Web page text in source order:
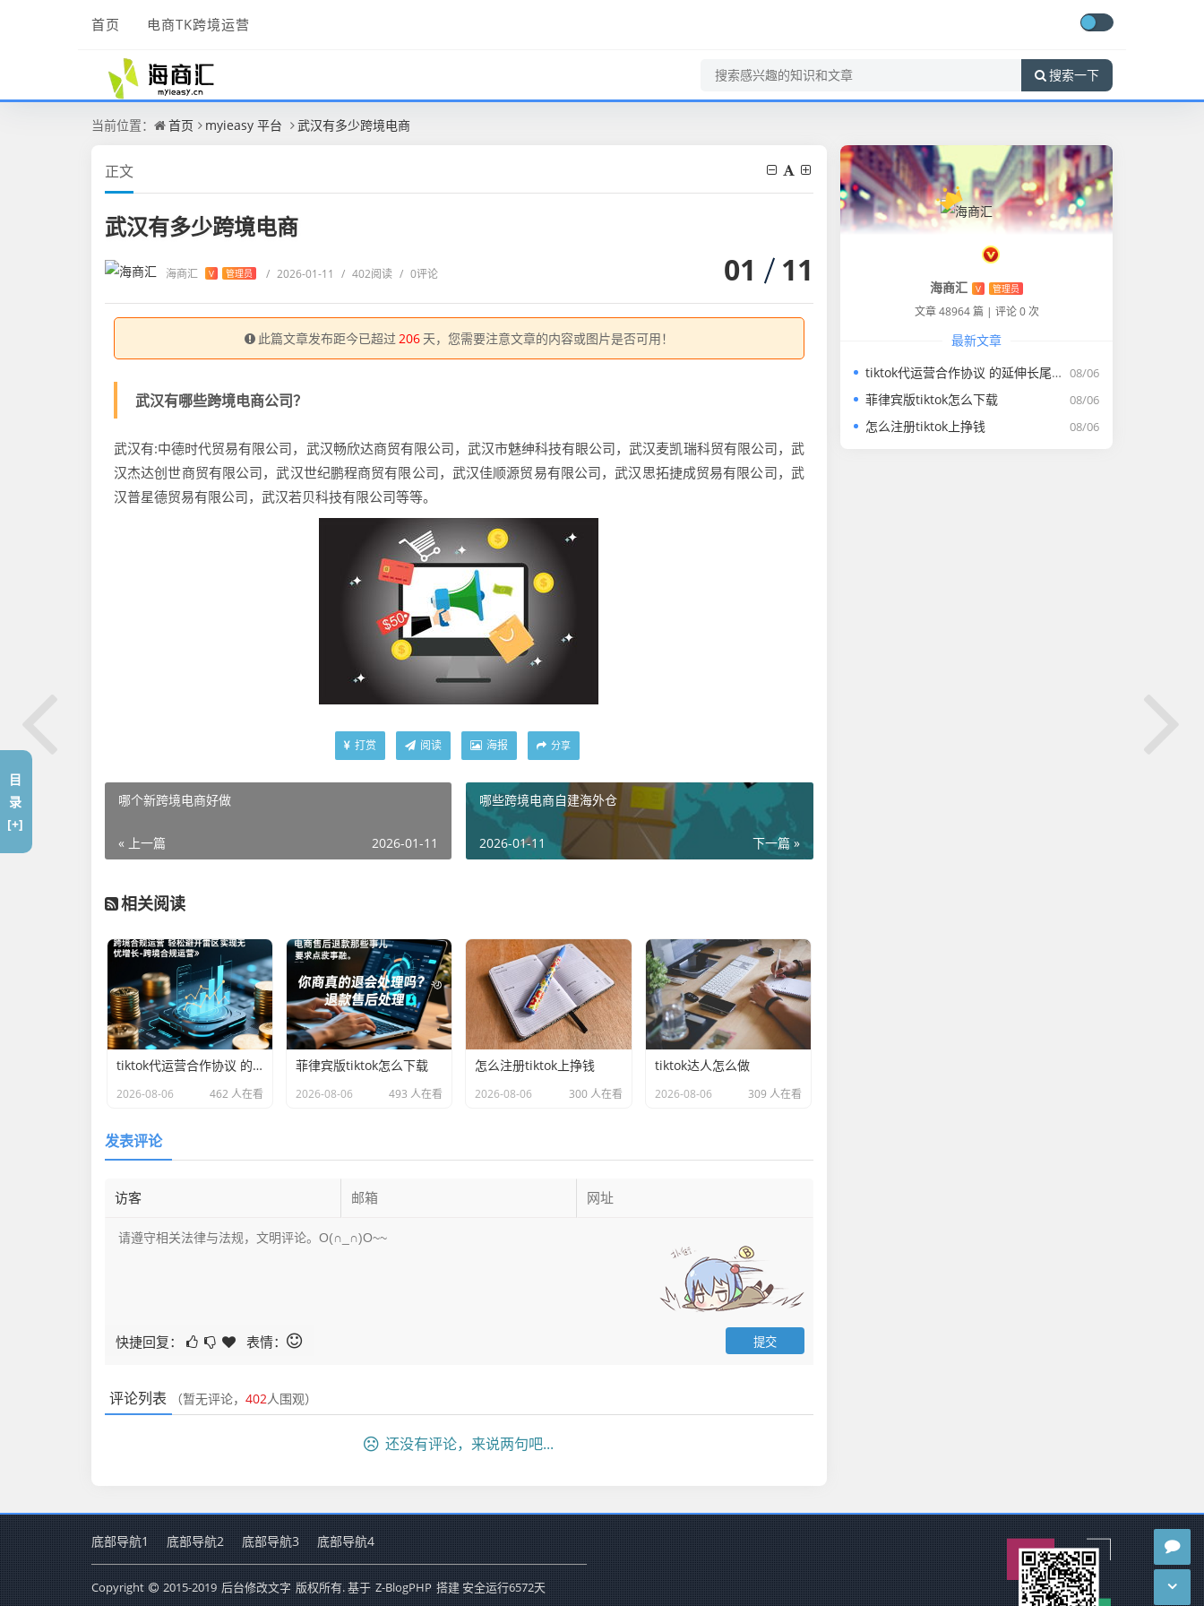
首页 电商TK跨境运营
搜索一下
当前位置： 首页 myieasy 平台 武汉有多少跨境电商
正文
武汉有多少跨境电商
海商汇 V 管理员 / 2026-01-11 / 402阅读 / 0评论 01 11
此篇文章发布距今已超过 206 天，您需要注意文章的内容或图片是否可用！
武汉有哪些跨境电商公司？
武汉有:中德时代贸易有限公司，武汉畅欣达商贸有限公司，武汉市魅绅科技有眼公司，武汉麦凯瑞科贸有限公司，武
汉杰达创世商贸有限公司，武汉世纪鹏程商贸有限公司，武汉佳顺源贸易有限公司，武汉思拓捷成贸易有限公司，武
汉普星德贸易有限公司，武汉若贝科技有限公司等等。
打赏 阅读 海报 分享
哪个新跨境电商好做
« 上一篇 2026-01-11
哪些跨境电商自建海外仓
下一篇 »
2026-01-11
相关阅读
tiktok代运营合作协议 的延伸长尾关键词是那些
2026-08-06 462 人在看
菲律宾版tiktok怎么下载
2026-08-06 493 人在看
怎么注册tiktok上挣钱
2026-08-06 300 人在看
tiktok达人怎么做
2026-08-06 309 人在看
发表评论
快捷回复： 表情：
评论列表 （暂无评论， 402人围观）
还没有评论，来说两句吧...
海商汇 V 管理员
文章 48964 篇 | 评论 0 次
最新文章
08/06
tiktok代运营合作协议 的延伸长尾关键词是那些
08/06
菲律宾版tiktok怎么下载
08/06
怎么注册tiktok上挣钱
目
录
[+]
底部导航1 底部导航2 底部导航3 底部导航4
Copyright 2015-2019 后台修改文字 版权所有. 基于 Z-BlogPHP 搭建 安全运行6572天